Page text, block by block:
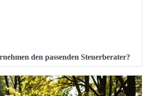
den passenden Steuerberater?